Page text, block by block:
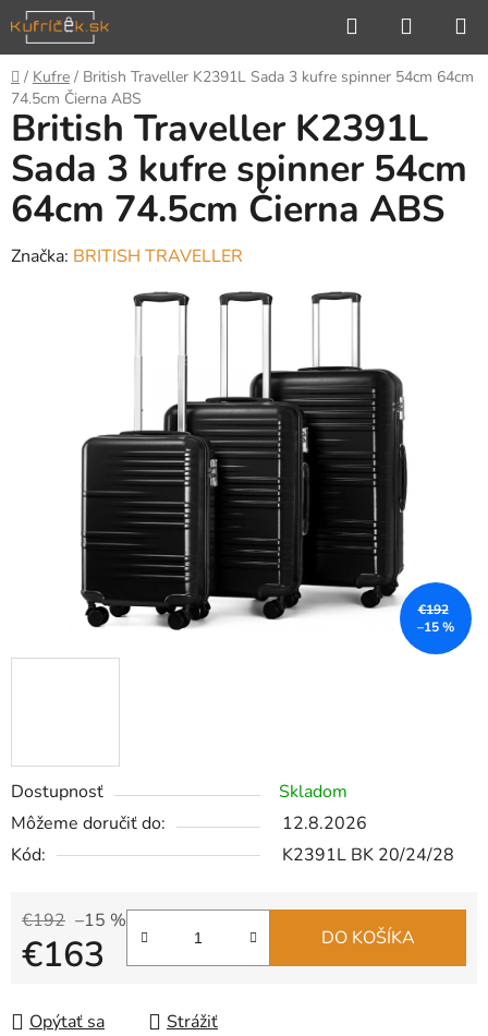
Prejsť
na
obsah
Hľadať
KOŠÍK
Domov
/ Kufre / British Traveller K2391L Sada 3 kufre spinner 54cm 64cm
74.5cm Čierna ABS
Dostupnosť
Skladom
Môžeme doručiť do:
12.8.2026
Kód:
K2391L BK 20/24/28
€192 –15 %
€163 DO KOŠÍKA
Opýtať sa Strážiť
British Traveller K2391L
Sada 3 kufre spinner 54cm
64cm 74.5cm Čierna ABS
Značka: BRITISH TRAVELLER
€192
–15 %